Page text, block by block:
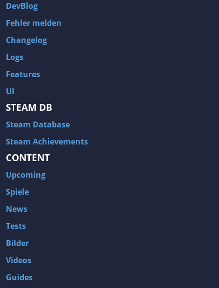
DevBlog
Fehler melden
Changelog
Logs
Features
UI
STEAM DB
Steam Database
Steam Achievements
CONTENT
Upcoming
Spiele
News
Tests
Bilder
Videos
Guides